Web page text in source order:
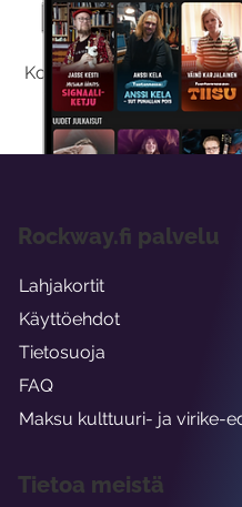
Kokeile
Kokeilemalla ilmaiseksi
Rockway.fi palvelu
Lahjakortit
Käyttöehdot
Tietosuoja
FAQ
Maksu kulttuuri- ja virike-
Tietoa meistä